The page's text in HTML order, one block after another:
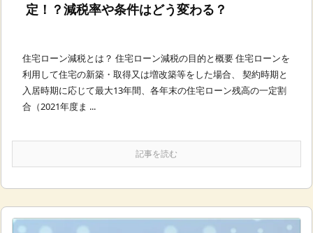
定！？減税率や条件はどう変わる？
住宅ローン減税とは？ 住宅ローン減税の目的と概要 住宅ローンを
利用して住宅の新築・取得又は増改築等をした場合、 契約時期と
入居時期に応じて最大13年間、各年末の住宅ローン残高の一定割
合（2021年度ま ...
記事を読む